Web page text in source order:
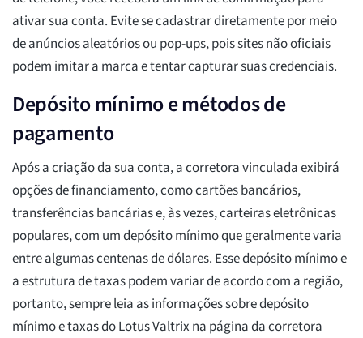
ativar sua conta. Evite se cadastrar diretamente por meio
de anúncios aleatórios ou pop-ups, pois sites não oficiais
podem imitar a marca e tentar capturar suas credenciais.
Depósito mínimo e métodos de
pagamento
Após a criação da sua conta, a corretora vinculada exibirá
opções de financiamento, como cartões bancários,
transferências bancárias e, às vezes, carteiras eletrônicas
populares, com um depósito mínimo que geralmente varia
entre algumas centenas de dólares. Esse depósito mínimo e
a estrutura de taxas podem variar de acordo com a região,
portanto, sempre leia as informações sobre depósito
mínimo e taxas do Lotus Valtrix na página da corretora